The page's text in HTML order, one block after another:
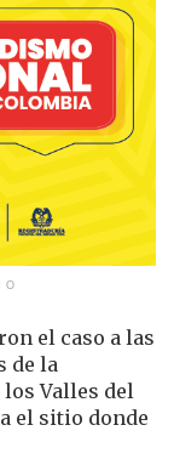
el caso a las
de la
Valles del
el sitio donde